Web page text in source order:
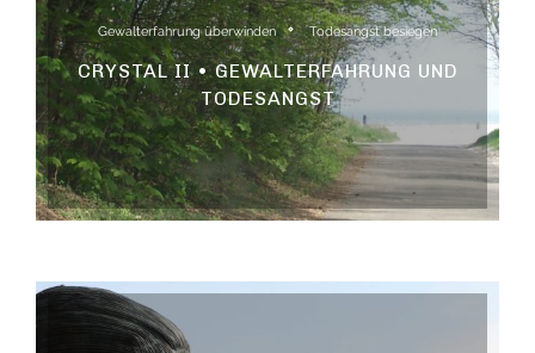
Gewalterfahrung überwinden Todesangst besiegen
CRYSTAL II • GEWALTERFAHRUNG UND
TODESANGST